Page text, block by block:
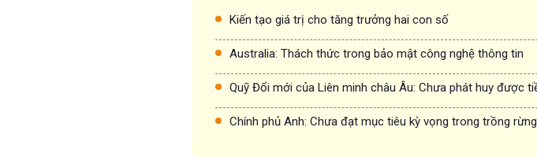
Kiến tạo giá trị cho tăng trưởng hai con số
Australia: Thách thức trong bảo mật công nghệ thông tin
Quỹ Đổi mới của Liên minh châu Âu: Chưa phát huy được
Chính phủ Anh: Chưa đạt mục tiêu kỳ vọng trong trồng